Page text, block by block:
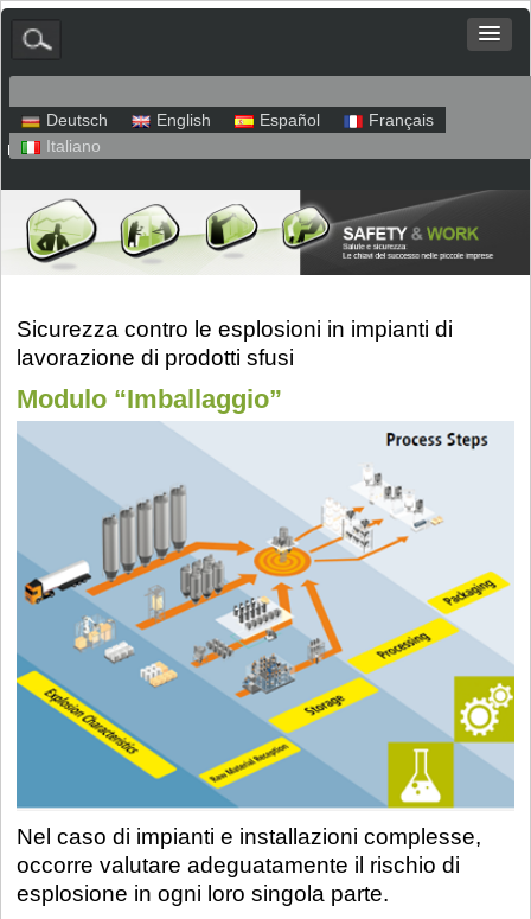
Deutsch English Español
Français
Italiano
Mappa del sito
Sicurezza contro le esplosioni in impianti di
lavorazione di prodotti sfusi
Modulo “Imballaggio”
Nel caso di impianti e installazioni complesse,
occorre valutare adeguatamente il rischio di
esplosione in ogni loro singola parte.